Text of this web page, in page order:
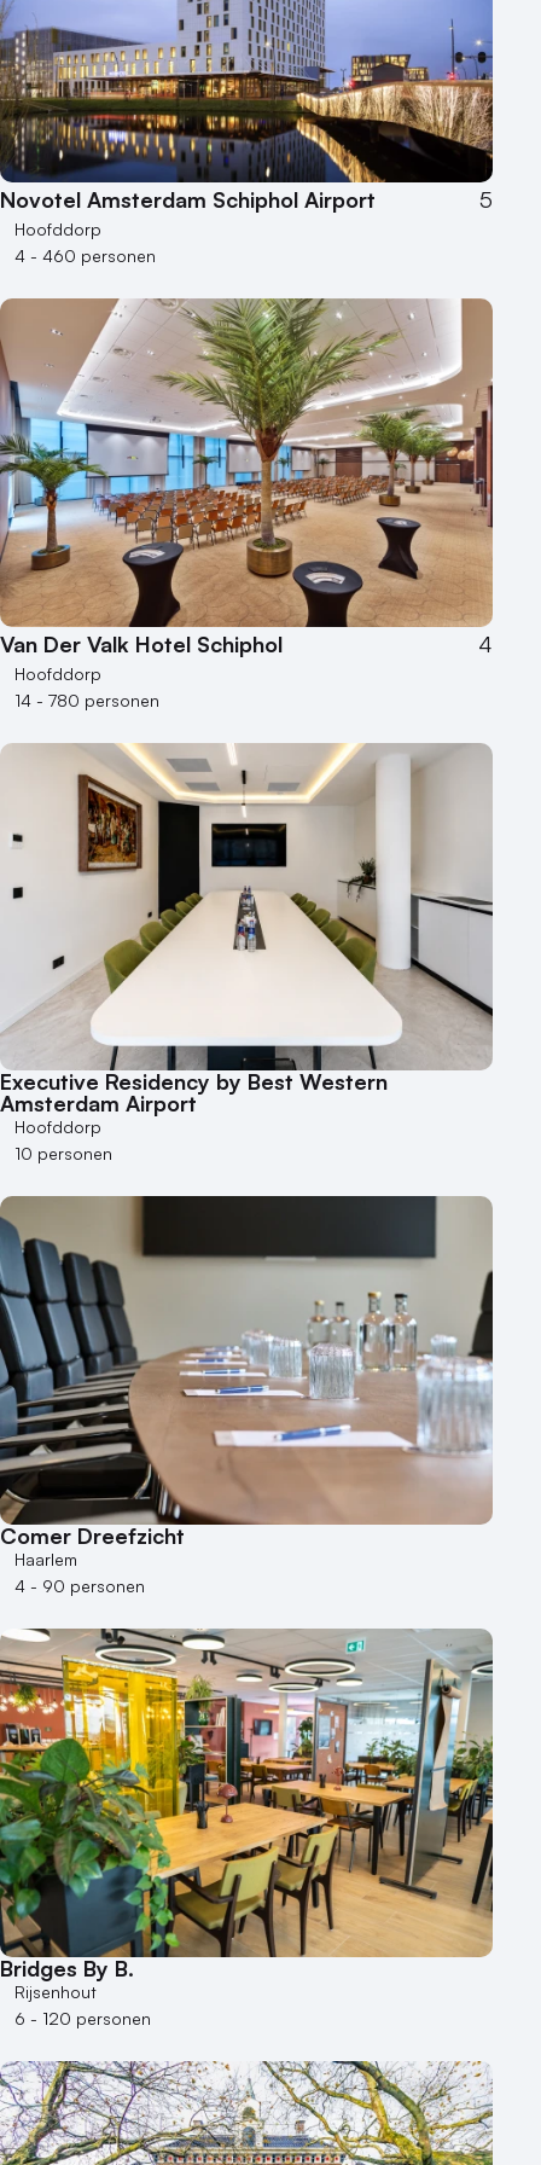
Locaties aan zee
Museum
Theater
Varende locatie
Novotel Amsterdam Schiphol Airport 5
Hoofddorp
4 - 460 personen
Van Der Valk Hotel Schiphol 4
Hoofddorp
14 - 780 personen
Executive Residency by Best Western
Amsterdam Airport
Hoofddorp
10 personen
Comer Dreefzicht
Haarlem
4 - 90 personen
Bridges By B.
Rijsenhout
6 - 120 personen